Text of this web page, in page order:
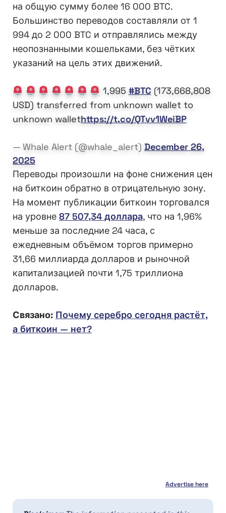
на общую сумму более 16 000 BTC.
Большинство переводов составляли от 1
994 до 2 000 BTC и отправлялись между
неопознанными кошельками, без чётких
указаний на цель этих движений.
1,995 #BTC (173,668,808
USD) transferred from unknown wallet to
unknown wallethttps://t.co/QTvv1WeiBP
— Whale Alert (@whale_alert) December 26,
2025
Переводы произошли на фоне снижения цен
на биткоин обратно в отрицательную зону.
На момент публикации биткоин торговался
на уровне 87 507,34 доллара, что на 1,96%
меньше за последние 24 часа, с
ежедневным объёмом торгов примерно
31,66 миллиарда долларов и рыночной
капитализацией почти 1,75 триллиона
долларов.
Связано: Почему серебро сегодня растёт,
а биткоин — нет?
Advertise here